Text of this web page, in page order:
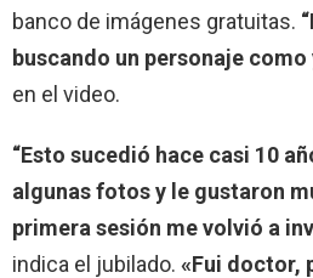
banco de imágenes gratuitas.
buscando un personaje como
en el video.
“Esto sucedió hace casi 10
algunas fotos y le gustaron
primera sesión me volvió a
indica el jubilado. «Fui doctor,